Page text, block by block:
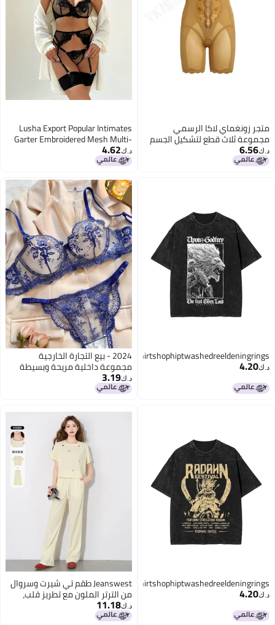
متجر زونغماي لاكا الرسمي
مجموعة ثلاث قطع لتشكيل الجسم
الداخلية الجميلة حقًا
د.ك‏6.56
Lusha Export Popular Intimates
Garter Embroidered Mesh Multi-
Color Body Shaping Split Suit
Xyh0348
د.ك‏4.62
Streetwearradahnshirtshophiptwashedreeldeningrings
د.ك‏4.20
2024 - بيع التجارة الخارجية
مجموعة داخلية مريحة وبسيطة
وأنيقة من الدانتيل الشفاف
د.ك‏3.19
Streetwearradahnshirtshophiptwashedreeldeningrings
د.ك‏4.20
Jeanswest طقم تي شيرت وسروال
من الترتر الملون مع تطريز قلب،
ملابس كاجوال فضفاضة ذات ياقة
دائرية لصيف، أنيقة ومناسبة
د.ك‏11.18